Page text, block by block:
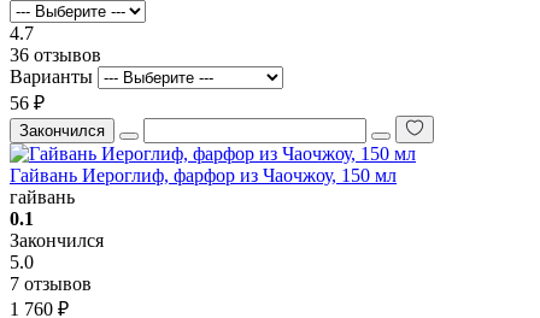
4.7
36 отзывов
Варианты
56 ₽
Закончился
Гайвань Иероглиф, фарфор из Чаочжоу, 150 мл
гайвань
0.1
Закончился
5.0
7 отзывов
1 760 ₽